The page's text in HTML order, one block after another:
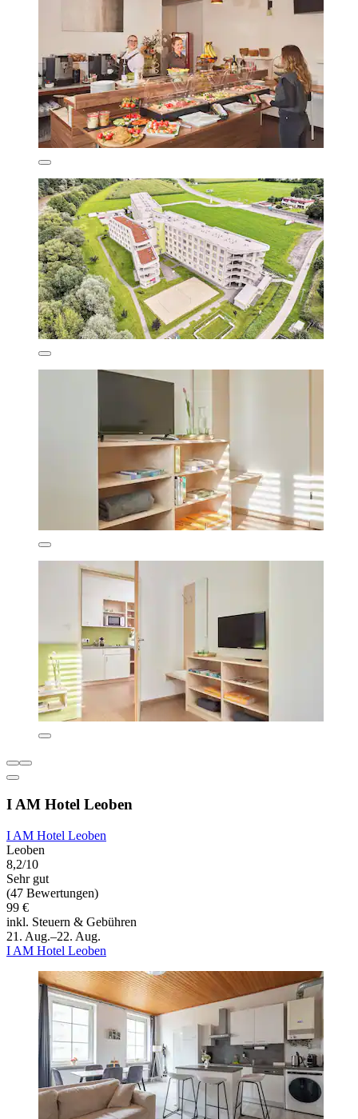
I AM Hotel Leoben
I AM Hotel Leoben
Leoben
8,2/10
Sehr gut
(47 Bewertungen)
99 €
inkl. Steuern & Gebühren
21. Aug.–22. Aug.
I AM Hotel Leoben